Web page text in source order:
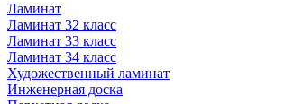
Ламинат
Ламинат 32 класс
Ламинат 33 класс
Ламинат 34 класс
Художественный ламинат
Инженерная доска